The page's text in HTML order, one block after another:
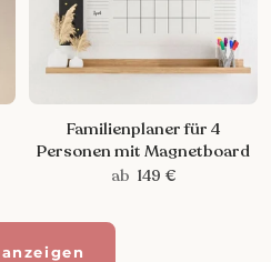
Familienplaner für 4
Personen mit Magnetboard
ab 149 €